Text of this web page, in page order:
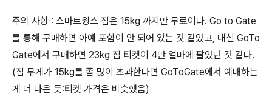
주의 사항 : 스마트윙스 짐은 15kg 까지만 무료이다. Go to Gate
를 통해 구매하면 아예 포함이 안 되어 있는 것 같았고, 대신 GoTo
Gate에서 구매하면 23kg 짐 티켓이 4만 얼마에 팔았던 것 같다.
(짐 무게가 15kg를 좀 많이 초과한다면 GoToGate에서 예매하는
게 더 나은 듯:티켓 가격은 비슷했음)